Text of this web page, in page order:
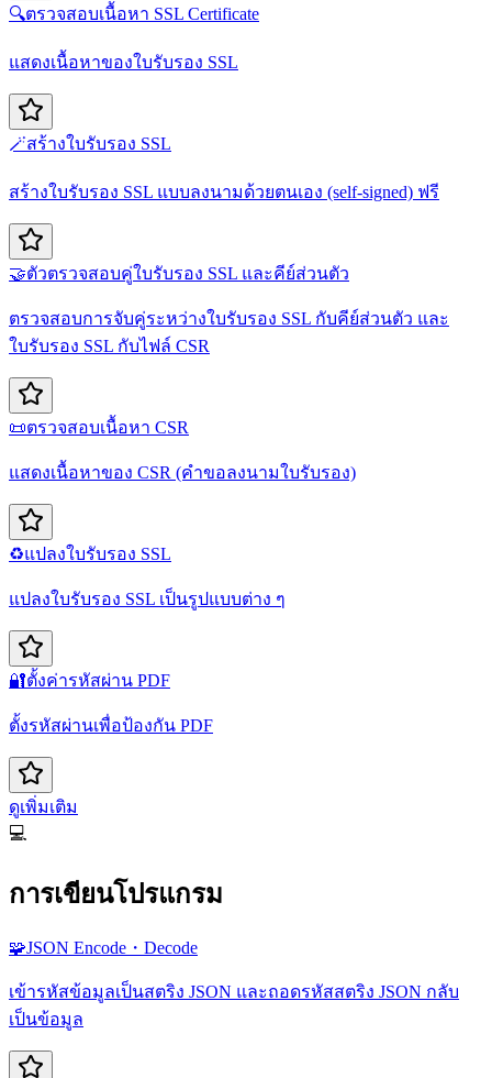
🔍ตรวจสอบเนื้อหา SSL Certificate
แสดงเนื้อหาของใบรับรอง SSL
🪄สร้างใบรับรอง SSL
สร้างใบรับรอง SSL แบบลงนามด้วยตนเอง (self-signed) ฟรี
🤝ตัวตรวจสอบคู่ใบรับรอง SSL และคีย์ส่วนตัว
ตรวจสอบการจับคู่ระหว่างใบรับรอง SSL กับคีย์ส่วนตัว และ
ใบรับรอง SSL กับไฟล์ CSR
📜ตรวจสอบเนื้อหา CSR
แสดงเนื้อหาของ CSR (คำขอลงนามใบรับรอง)
♻️แปลงใบรับรอง SSL
แปลงใบรับรอง SSL เป็นรูปแบบต่าง ๆ
🔐ตั้งค่ารหัสผ่าน PDF
ตั้งรหัสผ่านเพื่อป้องกัน PDF
ดูเพิ่มเติม
💻
การเขียนโปรแกรม
🧩JSON Encode・Decode
เข้ารหัสข้อมูลเป็นสตริง JSON และถอดรหัสสตริง JSON กลับ
เป็นข้อมูล